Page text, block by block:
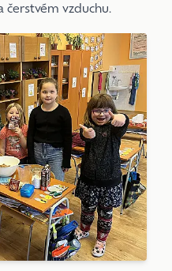
čerstvém vzduchu.